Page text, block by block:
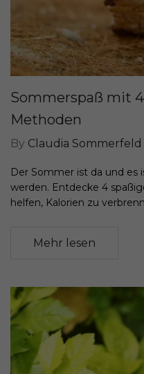
Sommerspaß mit
Methoden
By Claudia Sommerfeld
Der Sommer ist da und
werden. Entdecke 4
helfen, Kalorien zu
Mehr lesen